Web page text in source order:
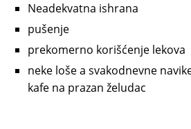
Neadekvatna ishrana
pušenje
prekomerno korišćenje lekova
neke loše a svakodnevne
kafe na prazan želudac